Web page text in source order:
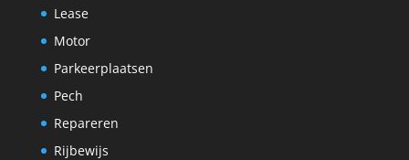
Lease
Motor
Parkeerplaatsen
Pech
Repareren
Rijbewijs